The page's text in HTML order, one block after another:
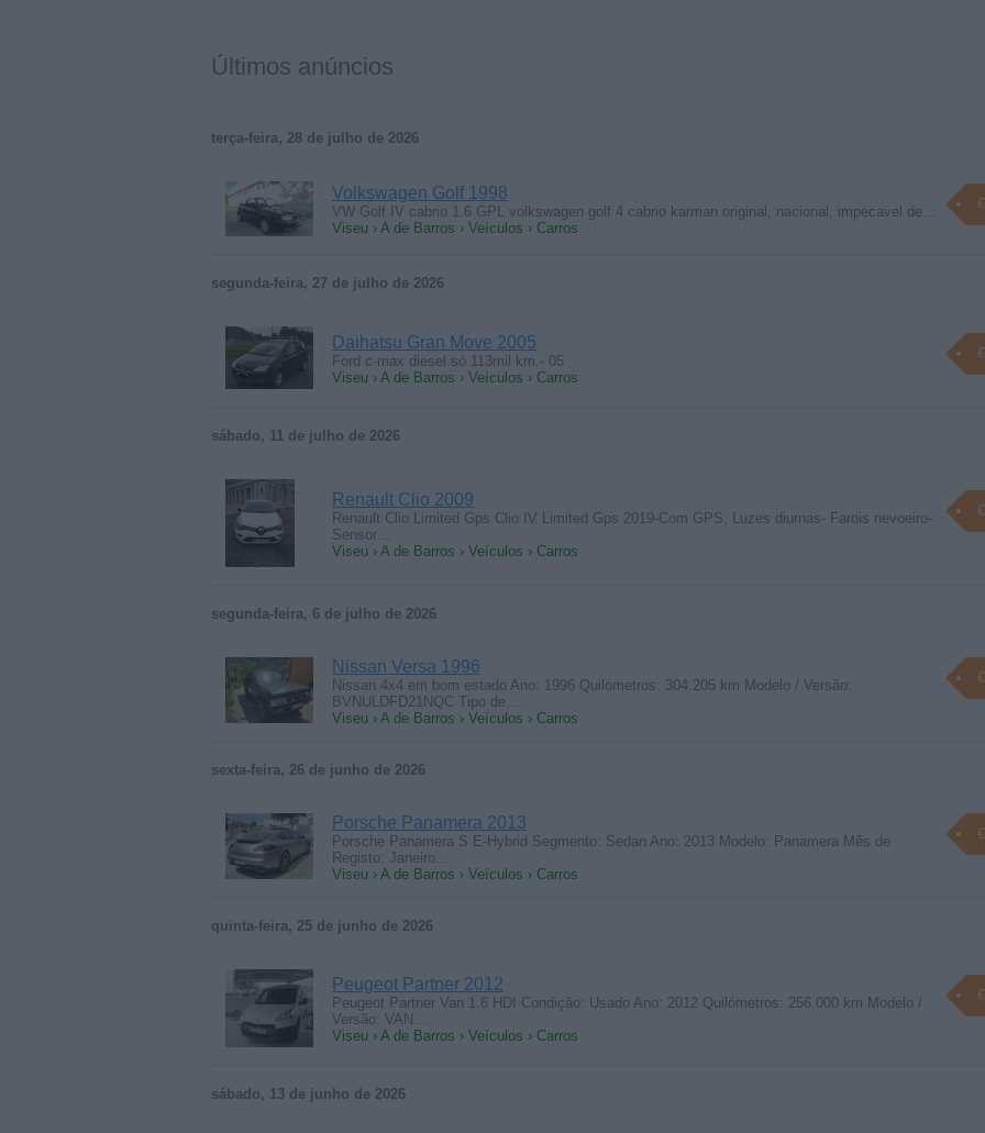
Últimos anúncios
terça-feira, 28 de julho de 2026
Volkswagen Golf 1998
VW Golf IV cabrio 1.6 GPL volkswagen golf 4 cabrio karman original, nacional, impecavel de…
Viseu › A de Barros › Veículos › Carros
segunda-feira, 27 de julho de 2026
Daihatsu Gran Move 2005
Ford c-max diesel só 113mil km - 05
Viseu › A de Barros › Veículos › Carros
sábado, 11 de julho de 2026
Renault Clio 2009
Renault Clio Limited Gps Clio IV Limited Gps 2019-Com GPS, Luzes diurnas- Farois nevoeiro-
Sensor…
Viseu › A de Barros › Veículos › Carros
segunda-feira, 6 de julho de 2026
Nissan Versa 1996
Nissan 4x4 em bom estado Ano: 1996 Quilómetros: 304.205 km Modelo / Versão:
BVNULDFD21NQC Tipo de…
Viseu › A de Barros › Veículos › Carros
sexta-feira, 26 de junho de 2026
Porsche Panamera 2013
Porsche Panamera S E-Hybrid Segmento: Sedan Ano: 2013 Modelo: Panamera Mês de
Registo: Janeiro…
Viseu › A de Barros › Veículos › Carros
quinta-feira, 25 de junho de 2026
Peugeot Partner 2012
Peugeot Partner Van 1.6 HDI Condição: Usado Ano: 2012 Quilómetros: 256.000 km Modelo /
Versão: VAN…
Viseu › A de Barros › Veículos › Carros
sábado, 13 de junho de 2026